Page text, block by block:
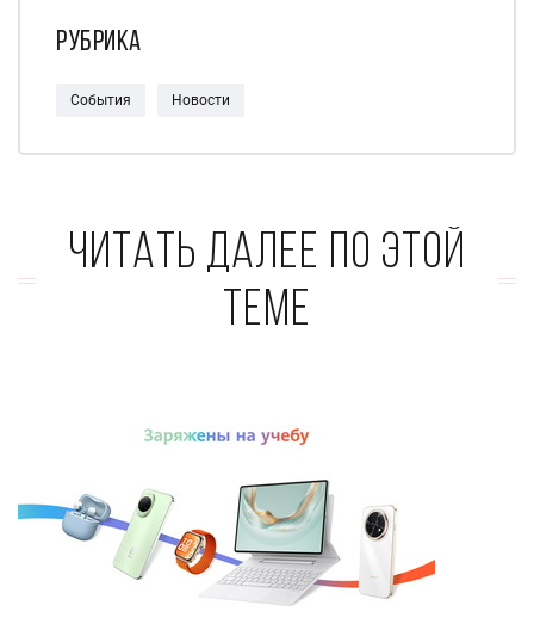
Рубрика
События Новости
Читать далее по этой
теме